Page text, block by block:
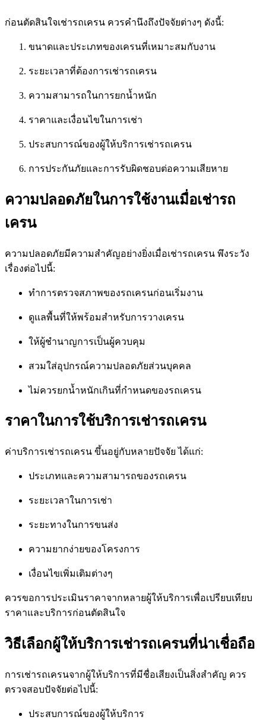
ก่อนตัดสินใจเช่ารถเครน ควรคำนึงถึงปัจจัยต่างๆ ดังนี้:
ขนาดและประเภทของเครนที่เหมาะสมกับงาน
ระยะเวลาที่ต้องการเช่ารถเครน
ความสามารถในการยกน้ำหนัก
ราคาและเงื่อนไขในการเช่า
ประสบการณ์ของผู้ให้บริการเช่ารถเครน
การประกันภัยและการรับผิดชอบต่อความเสียหาย
ความปลอดภัยในการใช้งานเมื่อเช่ารถ
เครน
ความปลอดภัยมีความสำคัญอย่างยิ่งเมื่อเช่ารถเครน พึงระวัง
เรื่องต่อไปนี้:
ทำการตรวจสภาพของรถเครนก่อนเริ่มงาน
ดูแลพื้นที่ให้พร้อมสำหรับการวางเครน
ให้ผู้ชำนาญการเป็นผู้ควบคุม
สวมใส่อุปกรณ์ความปลอดภัยส่วนบุคคล
ไม่ควรยกน้ำหนักเกินที่กำหนดของรถเครน
ราคาในการใช้บริการเช่ารถเครน
ค่าบริการเช่ารถเครน ขึ้นอยู่กับหลายปัจจัย ได้แก่:
ประเภทและความสามารถของรถเครน
ระยะเวลาในการเช่า
ระยะทางในการขนส่ง
ความยากง่ายของโครงการ
เงื่อนไขเพิ่มเติมต่างๆ
ควรขอการประเมินราคาจากหลายผู้ให้บริการเพื่อเปรียบเทียบ
ราคาและบริการก่อนตัดสินใจ
วิธีเลือกผู้ให้บริการเช่ารถเครนที่น่าเชื่อถือ
การเช่ารถเครนจากผู้ให้บริการที่มีชื่อเสียงเป็นสิ่งสำคัญ ควร
ตรวจสอบปัจจัยต่อไปนี้:
ประสบการณ์ของผู้ให้บริการ